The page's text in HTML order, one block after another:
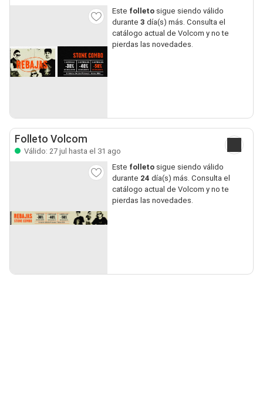
Este folletosigue siendo válido
durante 3 día(s) más. Consulta el
catálogo actual de Volcom y no te
pierdas las novedades.
Folleto Volcom
Válido: 27 jul hasta el 31 ago
Este folletosigue siendo válido
durante 24 día(s) más. Consulta el
catálogo actual de Volcom y no te
pierdas las novedades.